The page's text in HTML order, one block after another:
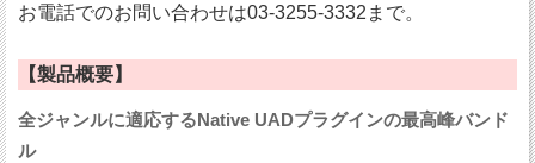
お電話でのお問い合わせは03-3255-3332まで。
【製品概要】
全ジャンルに適応するNative UADプラグインの最高峰バンド
ル